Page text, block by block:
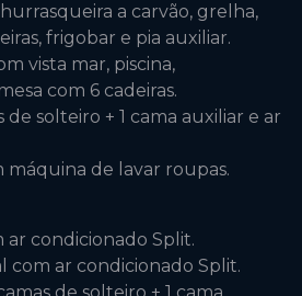
a carvão, grelha,
frigobar e pia auxiliar.
vista mar, piscina,
com 6 cadeiras.
de solteiro + 1 cama auxiliar e ar
máquina de lavar roupas.
ar condicionado Split.
com ar condicionado Split.